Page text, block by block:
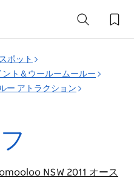
ポット
ント＆ウールームールー
ー アトラクション
NSW 2011 オース